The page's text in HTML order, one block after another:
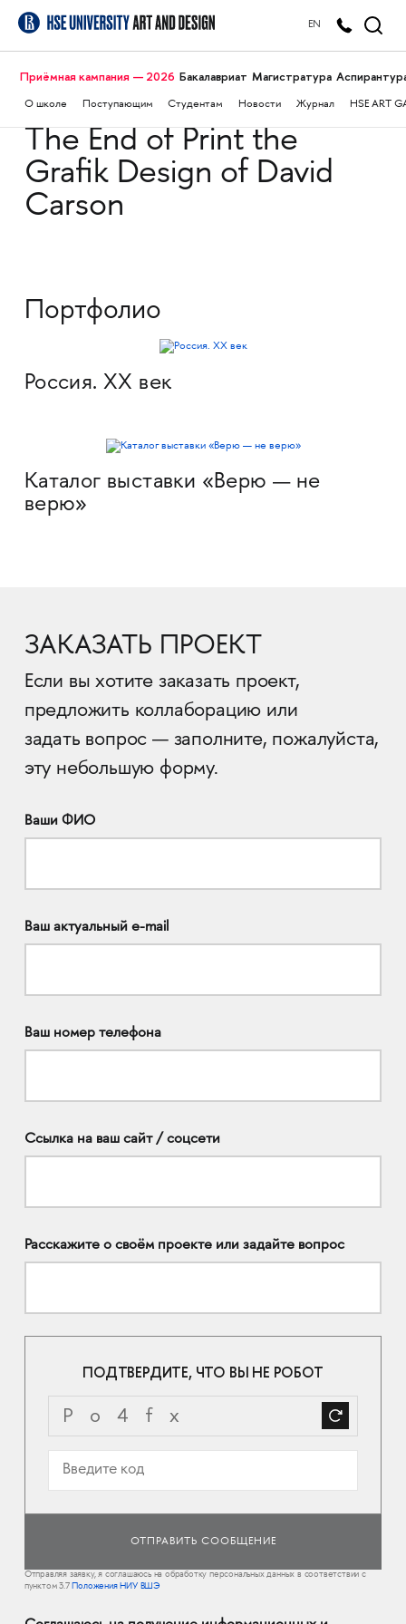
EN
Приёмная кампания — 2026 Бакалавриат Магистратура
О школе Поступающим Студентам Новости Журнал HSE ART
The End of Print the
Grafik Design of David
Carson
Портфолио
Россия. XX век
Каталог выставки «Верю — не
верю»
ЗАКАЗАТЬ ПРОЕКТ
Если вы хотите заказать проект,
предложить коллаборацию или
задать вопрос — заполните, пожалуйста,
эту небольшую форму.
Ваши ФИО
Ваш актуальный e-mail
Ваш номер телефона
Ссылка на ваш сайт / соцсети
Расскажите о своём проекте или задайте вопрос
ПОДТВЕРДИТЕ, ЧТО ВЫ НЕ РОБОТ
Отправляя заявку, я соглашаюсь на обработку персональных данных в соответствии с
пунктом 3.7
Положения НИУ ВШЭ